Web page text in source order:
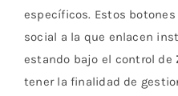
específicos. Estos
social a la que enlacen
estando bajo el control de
tener la finalidad de